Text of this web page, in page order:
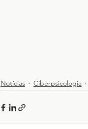
Notícias Ciberpsicologia